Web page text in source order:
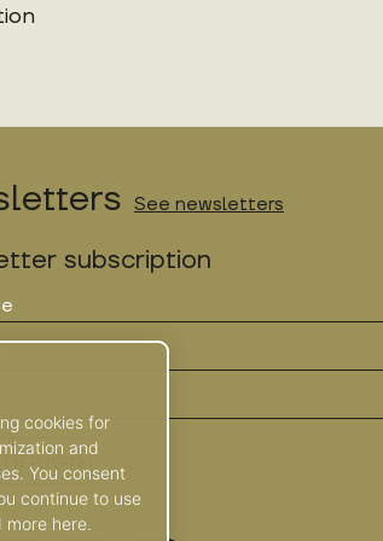
See newsletters
subscription
cookies for
and
You consent
continue to use
here.